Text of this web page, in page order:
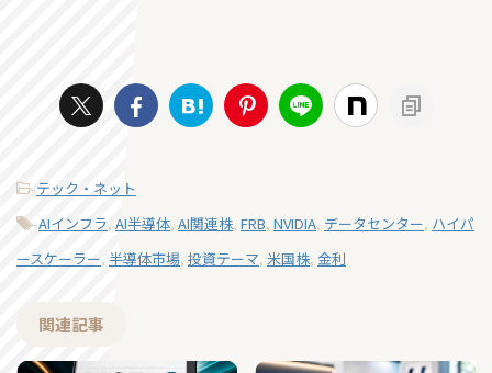
-テック・ネット
-AIインフラ, AI半導体, AI関連株, FRB, NVIDIA, データセンター, ハイパ
ースケーラー, 半導体市場, 投資テーマ, 米国株, 金利
関連記事